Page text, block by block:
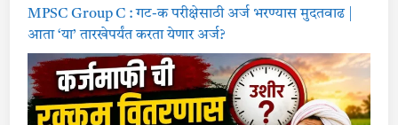
t
e
n
o
g
a
p
h
MPSC Group C : गट-क परीक्षेसाठी अर्ज भरण्यास मुदतवाढ |
आता ‘या’ तारखेपर्यंत करता येणार अर्ज?